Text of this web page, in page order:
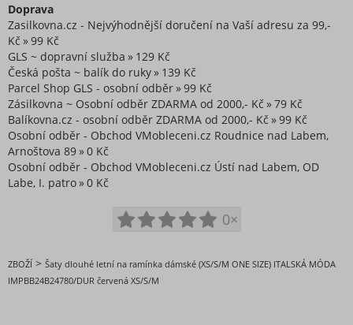
Doprava
Zasilkovna.cz - Nejvýhodnější doručení na Vaší adresu za 99,-
Kč
99 Kč
GLS ~ dopravní služba
129 Kč
Česká pošta ~ balík do ruky
139 Kč
Parcel Shop GLS - osobní odběr
99 Kč
Zásilkovna ~ Osobní odběr ZDARMA od 2000,- Kč
79 Kč
Balíkovna.cz - osobní odběr ZDARMA od 2000,- Kč
99 Kč
Osobní odběr - Obchod VMobleceni.cz Roudnice nad Labem,
Arnoštova 89
0 Kč
Osobní odběr - Obchod VMobleceni.cz Ústí nad Labem, OD
Labe, I. patro
0 Kč
0×
ZBOŽÍ > Šaty dlouhé letní na ramínka dámské (XS/S/M ONE SIZE) ITALSKÁ MÓDA
IMPBB24B24780/DUR červená XS/S/M